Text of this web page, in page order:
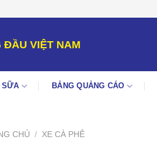
VIỆT NAM
SỮA BẢNG QUẢNG CÁO
CHỦ / XE CÀ PHÊ